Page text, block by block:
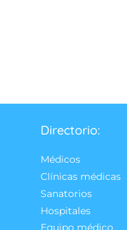
Directorio:
Médicos
Clínicas médicas
Sanatorios
Hospitales
Equipo médico